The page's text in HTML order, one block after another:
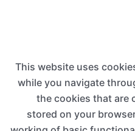
This website
while you
the
stored on